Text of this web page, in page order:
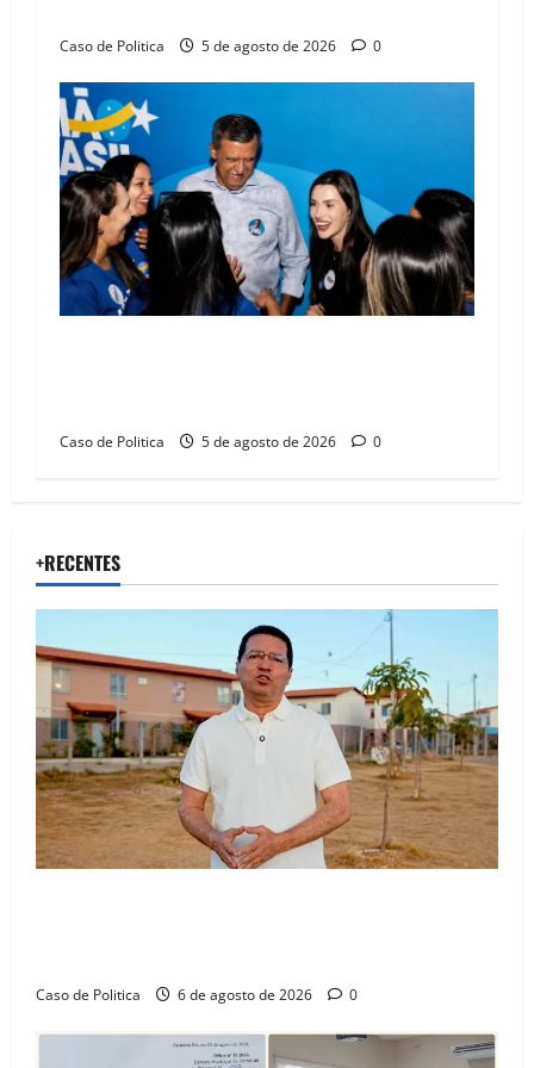
Caso de Politica 5 de agosto de 2026 0
Caso de Politica 5 de agosto de 2026 0
+RECENTES
Caso de Politica 6 de agosto de 2026 0